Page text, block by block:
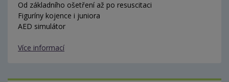
Od základního ošetření až po resuscitaci
Figuríny kojence i juniora
AED simulátor
Více informací